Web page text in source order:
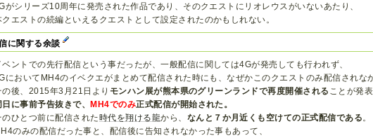
がシリーズ10周年に発売された作品であり、そのクエストにリオレウスがいないあたり、
クエストの続編といえるクエストとして設定されたのかもしれない。
に関する余談
ベントでの先行配信という事だったが、一般配信に関しては4Gが発売しても行われず、
においてMH4のイベクエがまとめて配信された時にも、なぜかこのクエストのみ配信されな
の後、2015年3月21日より モンハン展が熊本県のグリーンランドで再度開催される ことが発表
日に事前予告抜きで、MH4でのみ正式配信が開始された。
のひとつ前に配信された時代を翔ける龍から、 なんと７か月近くも空けての正式配信である。
のみの配信だった事と、配信後に告知されなかった事もあって、